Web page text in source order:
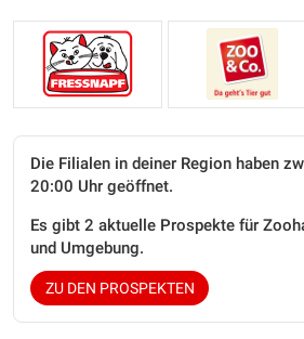
Die Filialen in deiner Region haben
20:00 Uhr geöffnet.
Es gibt 2 aktuelle Prospekte für
und Umgebung.
ZU DEN PROSPEKTEN